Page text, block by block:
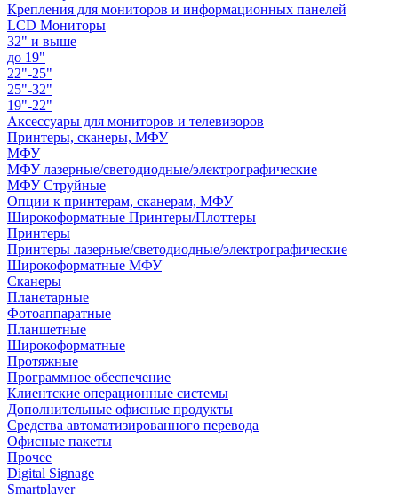
Крепления для мониторов и информационных панелей
LCD Мониторы
32" и выше
до 19"
22"-25"
25"-32"
19"-22"
Аксессуары для мониторов и телевизоров
Принтеры, сканеры, МФУ
МФУ
МФУ лазерные/светодиодные/электрографические
МФУ Струйные
Опции к принтерам, сканерам, МФУ
Широкоформатные Принтеры/Плоттеры
Принтеры
Принтеры лазерные/светодиодные/электрографические
Широкоформатные МФУ
Сканеры
Планетарные
Фотоаппаратные
Планшетные
Широкоформатные
Протяжные
Программное обеспечение
Клиентские операционные системы
Дополнительные офисные продукты
Средства автоматизированного перевода
Офисные пакеты
Прочее
Digital Signage
Smartplayer